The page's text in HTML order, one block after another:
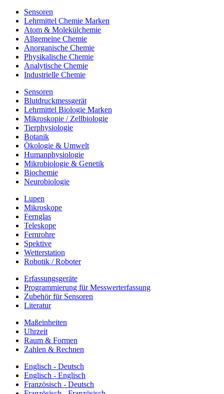
Sensoren
Lehrmittel Chemie Marken
Atom & Molekülchemie
Allgemeine Chemie
Anorganische Chemie
Physikalische Chemie
Analytische Chemie
Industrielle Chemie
Sensoren
Blutdruckmessgerät
Lehrmittel Biologie Marken
Mikroskopie / Zellbiologie
Tierphysiologie
Botanik
Ökologie & Umwelt
Humanphysiologie
Mikrobiologie & Genetik
Biochemie
Neurobiologie
Lupen
Mikroskope
Fernglas
Teleskope
Fernrohre
Spektive
Wetterstation
Robotik / Roboter
Erfassungsgeräte
Programmierung für Messwerterfassung
Zubehör für Sensoren
Literatur
Maßeinheiten
Uhrzeit
Raum & Formen
Zahlen & Rechnen
Englisch - Deutsch
Englisch - Englisch
Französisch - Deutsch